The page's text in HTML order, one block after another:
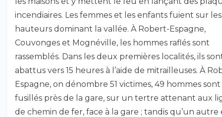
incendiaires. Les femmes et les enfants fuient sur les
hauteurs dominant la vallée. À Robert-Espagne,
Couvonges et Mognéville, les hommes raflés sont
rassemblés. Dans les deux premières localités, ils
abattus vers 15 heures à l’aide de mitrailleuses. À
Espagne, on dénombre 51 victimes, 49 hommes sont
fusillés près de la gare, sur un tertre attenant aux
de chemin de fer, face à la gare ; tandis qu’un autre